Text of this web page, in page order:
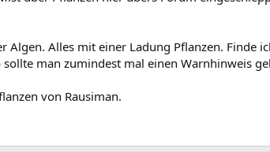
Algen. Alles mit einer Ladung Pflanzen. Finde
man zumindest mal einen Warnhinweis
von Rausiman.